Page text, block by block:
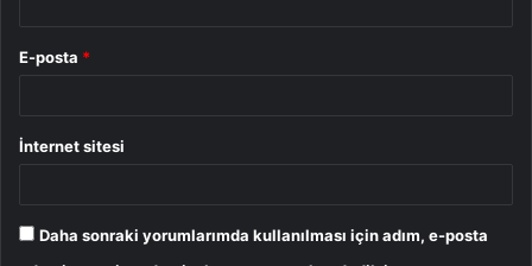
E-posta *
İnternet sitesi
Daha sonraki yorumlarımda kullanılması için adım, e-posta